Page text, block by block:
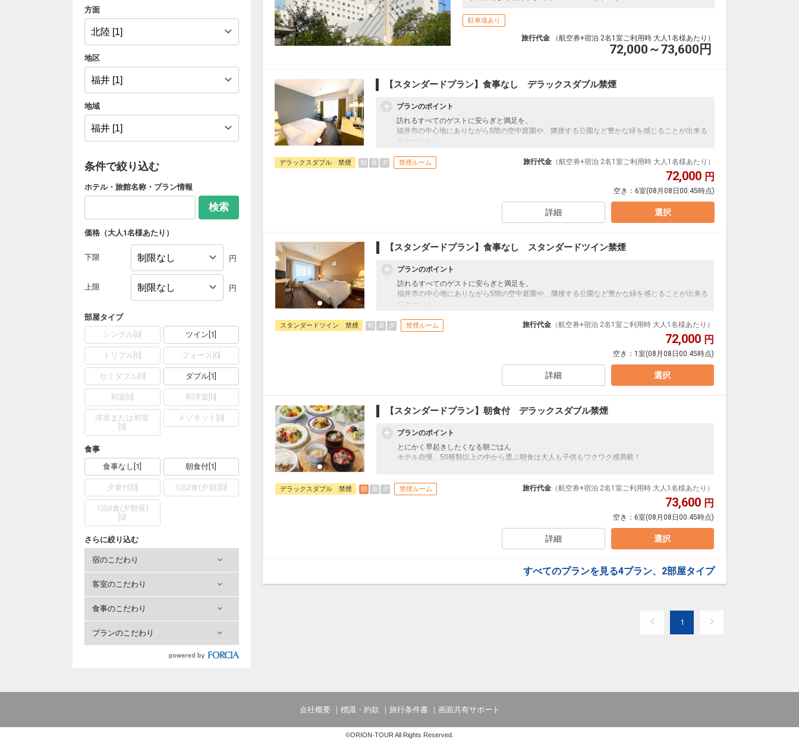
方面
地区
地域
条件で絞り込む
ホテル・旅館名称・プラン情報
検索
価格（大人1名様あたり）
下限 円
上限 円
部屋タイプ
シングル 0 ツイン 1
トリプル 0 フォース 0]
セミダブル[ 0] ダブル 1
和室 0 和洋室 0
洋室または和室
0
メゾネット 0
食事
食事なし 1 朝食付 1
夕食付 0] 1泊2食(夕朝) 0
1泊3食(夕朝昼)
0
さらに絞り込む
宿のこだわり
客室のこだわり
食事のこだわり
プランのこだわり
駐車場あり
旅行代金 （航空券+宿泊 2名1室ご利用時 大人1名様あたり）
72,000～73,600 円
【スタンダードプラン】食事なし デラックスダブル禁煙
プランのポイント
訪れるすべてのゲストに安らぎと満足を。
福井市の中心地にありながら5階の空中庭園や、隣接する公園など豊かな緑を感じることが出来る
ロケーション。
デラックスダブル 禁煙 朝 昼 夕 禁煙ルーム 旅行代金 （航空券+宿泊 2名1室ご利用時 大人1名様あたり）
72,000 円
空き： 6室(08月08日00:45時点)
詳細 選択
【スタンダードプラン】食事なし スタンダードツイン禁煙
プランのポイント
訪れるすべてのゲストに安らぎと満足を。
福井市の中心地にありながら5階の空中庭園や、隣接する公園など豊かな緑を感じることが出来る
ロケーション。
スタンダードツイン 禁煙 朝 昼 夕 禁煙ルーム 旅行代金 （航空券+宿泊 2名1室ご利用時 大人1名様あたり）
72,000 円
空き： 1室(08月08日00:45時点)
詳細 選択
【スタンダードプラン】朝食付 デラックスダブル禁煙
プランのポイント
とにかく早起きしたくなる朝ごはん
ホテル自慢、50種類以上の中から選ぶ朝食は大人も子供もワクワク感満載！
福井市の中心地にありながら5階の空中庭園や、隣接する公園など豊かな緑を感じることが出来る
ロケーション。
デラックスダブル 禁煙 朝 昼 夕 禁煙ルーム 旅行代金 （航空券+宿泊 2名1室ご利用時 大人1名様あたり）
73,600 円
空き： 6室(08月08日00:45時点)
詳細 選択
すべてのプランを見る4プラン、2部屋タイプ
1
会社概要 標識・約款 旅行条件書 画面共有サポート
©ORION-TOUR All Rights Reserved.